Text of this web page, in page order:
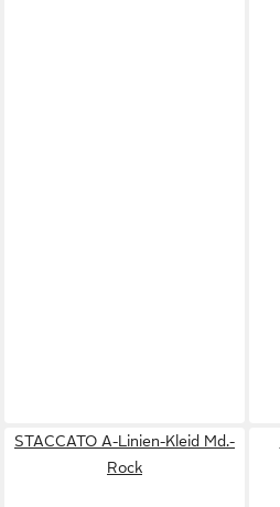
STACCATO A-Linien-Kleid Md.-
Rock